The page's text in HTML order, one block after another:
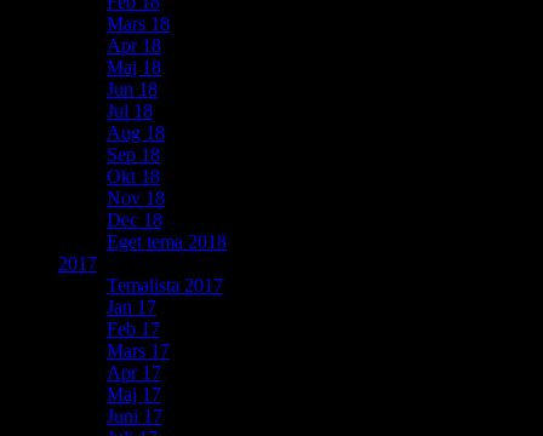
Mars 18
Apr 18
Maj 18
Jun 18
Jul 18
Aug 18
Sep 18
Okt 18
Nov 18
Dec 18
Eget tema 2018
2017
Temalista 2017
Jan 17
Feb 17
Mars 17
Apr 17
Maj 17
Juni 17